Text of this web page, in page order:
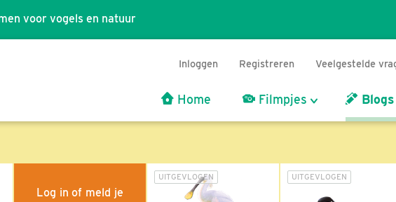
voor vogels en natuur
Inloggen Registreren Veelgestelde
Home Filmpjes
Log in of meld je
UITGEVLOGEN UITGEVLOGEN